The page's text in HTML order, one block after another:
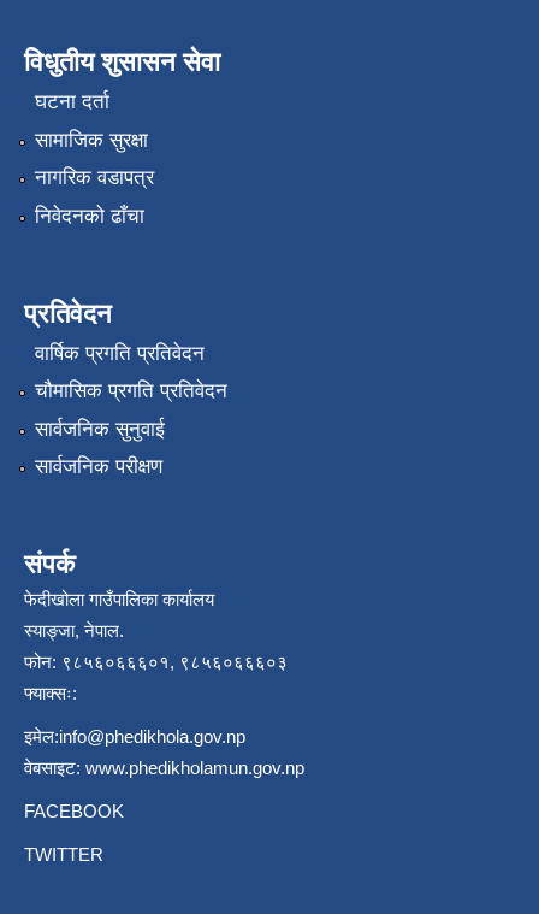
विधुतीय शुसासन सेवा
घटना दर्ता
सामाजिक सुरक्षा
नागरिक वडापत्र
निवेदनको ढाँचा
प्रतिवेदन
वार्षिक प्रगति प्रतिवेदन
चौमासिक प्रगति प्रतिवेदन
सार्वजनिक सुनुवाई
सार्वजनिक परीक्षण
संपर्क
फेदीखोला गाउँपालिका कार्यालय
स्याङ्जा, नेपाल.
फोन: ९८५६०६६६०१, ९८५६०६६६०३
फ्याक्सः:
इमेल:info@phedikhola.gov.np
वेबसाइट: www.phedikholamun.gov.np
FACEBOOK
TWITTER